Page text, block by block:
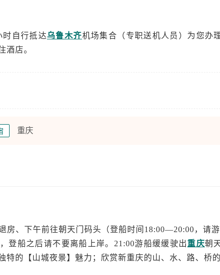
时自行抵达乌鲁木齐机场集合（专职送机人员）为您办
酒店。
重庆
房、下午前往朝天门码头（登船时间18:00—20:00，请
登船之后请不要离船上岸。21:00游船缓缓驶出重庆朝
特的【山城夜景】魅力；欣赏新重庆的山、水、路、